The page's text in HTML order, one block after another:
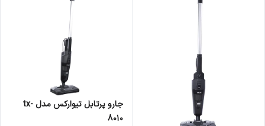
جارو پرتابل تیوارکس مدل tx-
8010